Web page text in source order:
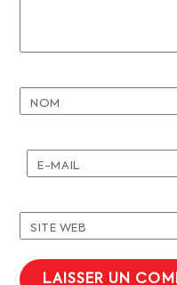
NOM
E-MAIL
SITE WEB